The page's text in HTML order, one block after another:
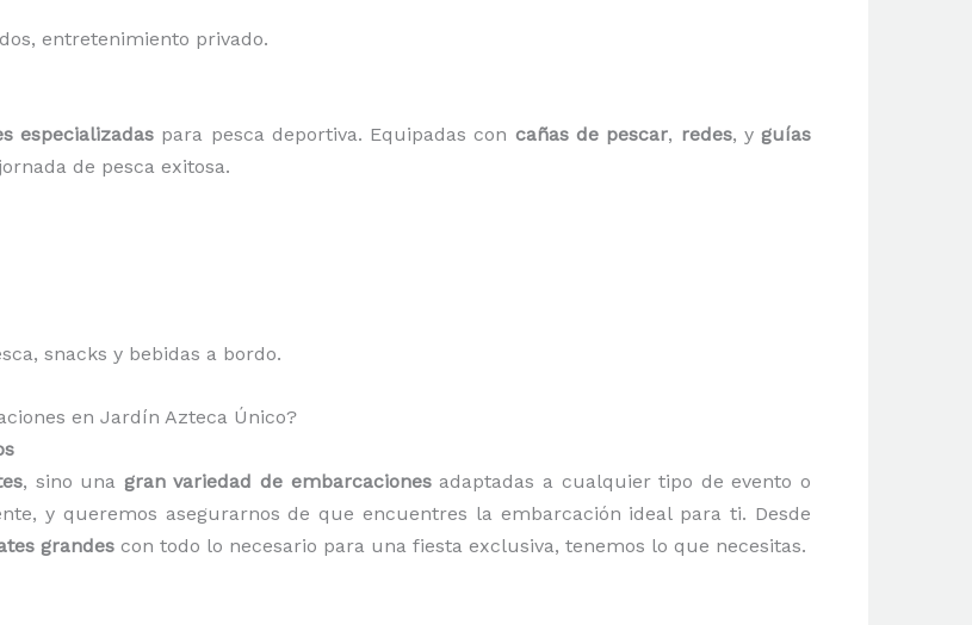
entretenimiento privado.
especializadas para pesca deportiva. Equipadas con cañas de pescar, redes, yguías
de pesca exitosa.
snacks y bebidas a bordo.
en Jardín Azteca Único?
, sino una gran variedad de embarcacionesadaptadas a cualquier tipo de evento o
y queremos asegurarnos de que encuentres la embarcación ideal para ti. Desde
grandes con todo lo necesario para una fiesta exclusiva, tenemos lo que necesitas.